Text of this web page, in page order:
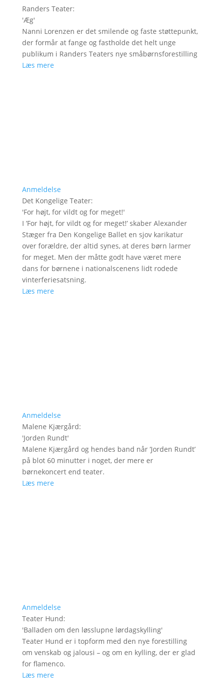
Randers Teater:
'Æg'
Nanni Lorenzen er det smilende og faste støttepunkt,
der formår at fange og fastholde det helt unge
publikum i Randers Teaters nye småbørnsforestilling
Læs mere
Anmeldelse
Det Kongelige Teater:
'For højt, for vildt og for meget!'
I ’For højt, for vildt og for meget!’ skaber Alexander
Stæger fra Den Kongelige Ballet en sjov karikatur
over forældre, der altid synes, at deres børn larmer
for meget. Men der måtte godt have været mere
dans for børnene i nationalscenens lidt rodede
vinterferiesatsning.
Læs mere
Anmeldelse
Malene Kjærgård:
'Jorden Rundt'
Malene Kjærgård og hendes band når ’Jorden Rundt’
på blot 60 minutter i noget, der mere er
børnekoncert end teater.
Læs mere
Anmeldelse
Teater Hund:
'Balladen om den løsslupne lørdagskylling'
Teater Hund er i topform med den nye forestilling
om venskab og jalousi – og om en kylling, der er glad
for flamenco.
Læs mere